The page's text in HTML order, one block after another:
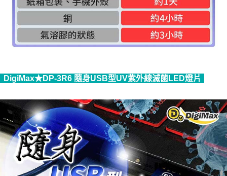
DigiMax★DP-3R6 隨身USB型UV紫外線滅菌LED燈片